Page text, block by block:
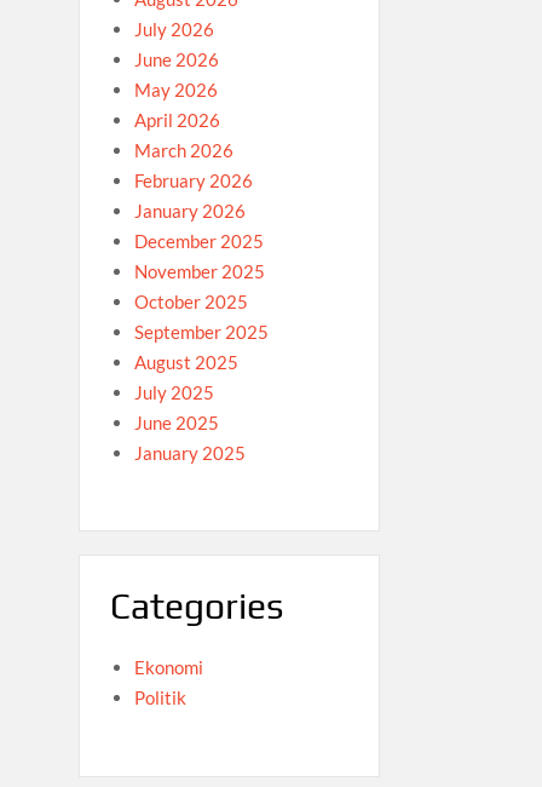
July 2026
June 2026
May 2026
April 2026
March 2026
February 2026
January 2026
December 2025
November 2025
October 2025
September 2025
August 2025
July 2025
June 2025
January 2025
Categories
Ekonomi
Politik